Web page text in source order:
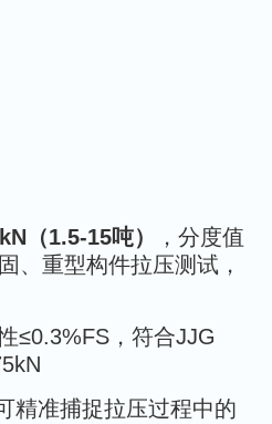
（1.5-15吨）
，分度值
、重型构件拉压测试，
≤0.3%FS，符合JJG
精准捕捉拉压过程中的